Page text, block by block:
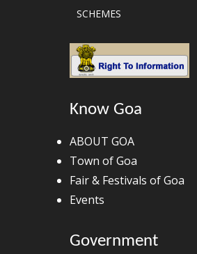
SCHEMES
Know Goa
ABOUT GOA
Town of Goa
Fair & Festivals of Goa
Events
Government